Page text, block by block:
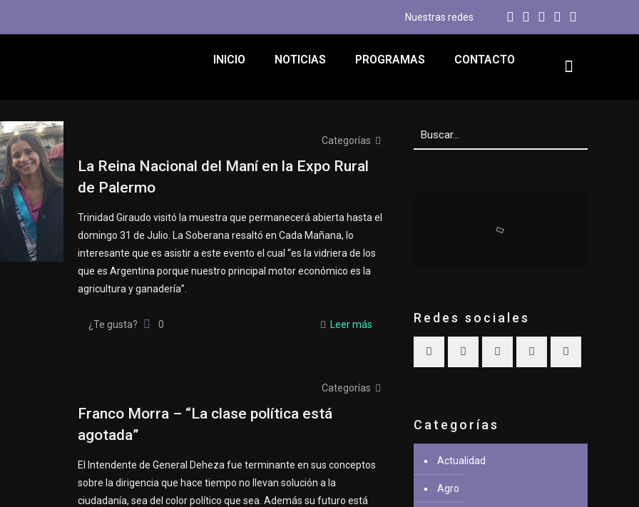
Nuestras redes
INICIO NOTICIAS PROGRAMAS CONTACTO
Categorías
La Reina Nacional del Maní en la Expo Rural
de Palermo
Trinidad Giraudo visitó la muestra que permanecerá abierta hasta el
domingo 31 de Julio. La Soberana resaltó en Cada Mañana, lo
interesante que es asistir a este evento el cual “es la vidriera de los
que es Argentina porque nuestro principal motor económico es la
agricultura y ganadería”.
¿Te gusta? 0 Leer más
Categorías
Franco Morra – “La clase política está
agotada”
El Intendente de General Deheza fue terminante en sus conceptos
sobre la dirigencia que hace tiempo no llevan solución a la
ciudadanía, sea del color político que sea. Además su futuro está
Redes sociales
Categorías
Actualidad
Agro